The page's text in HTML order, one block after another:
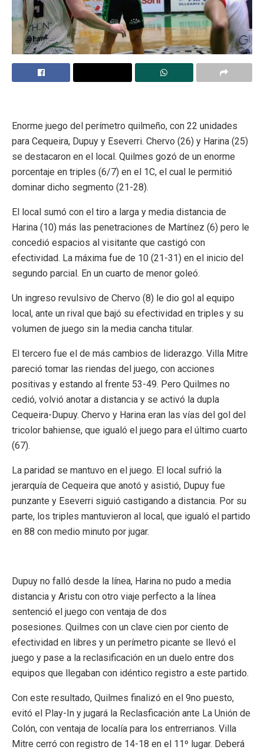
Enorme juego del perímetro quilmeño, con 22 unidades
para Cequeira, Dupuy y Eseverri. Chervo (26) y Harina (25)
se destacaron en el local. Quilmes gozó de un enorme
porcentaje en triples (6/7) en el 1C, el cual le permitió
dominar dicho segmento (21-28).
El local sumó con el tiro a larga y media distancia de
Harina (10) más las penetraciones de Martínez (6) pero le
concedió espacios al visitante que castigó con
efectividad. La máxima fue de 10 (21-31) en el inicio del
segundo parcial. En un cuarto de menor goleó.
Un ingreso revulsivo de Chervo (8) le dio gol al equipo
local, ante un rival que bajó su efectividad en triples y su
volumen de juego sin la media cancha titular.
El tercero fue el de más cambios de liderazgo. Villa Mitre
pareció tomar las riendas del juego, con acciones
positivas y estando al frente 53-49. Pero Quilmes no
cedió, volvió anotar a distancia y se activó la dupla
Cequeira-Dupuy. Chervo y Harina eran las vías del gol del
tricolor bahiense, que igualó el juego para el último cuarto
(67).
La paridad se mantuvo en el juego. El local sufrió la
jerarquía de Cequeira que anotó y asistió, Dupuy fue
punzante y Eseverri siguió castigando a distancia. Por su
parte, los triples mantuvieron al local, que igualó el partido
en 88 con medio minuto por jugar.
Dupuy no falló desde la línea, Harina no pudo a media
distancia y Aristu con otro viaje perfecto a la línea
sentenció el juego con ventaja de dos
posesiones. Quilmes con un clave cien por ciento de
efectividad en libres y un perímetro picante se llevó el
juego y pase a la reclasificación en un duelo entre dos
equipos que llegaban con idéntico registro a este partido.
Con este resultado, Quilmes finalizó en el 9no puesto,
evitó el Play-In y jugará la Reclasficación ante La Unión de
Colón, con ventaja de localía para los entrerrianos. Villa
Mitre cerró con registro de 14-18 en el 11º lugar. Deberá